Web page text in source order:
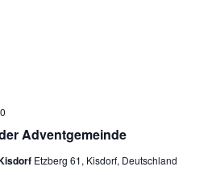
Adventgemeinde
Etzberg 61, Kisdorf, Deutschland